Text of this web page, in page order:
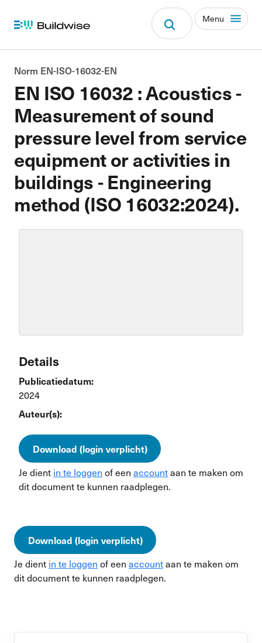
Menu
EN ISO 16032 : Acoustics -
Measurement of sound
pressure level from service
equipment or activities in
buildings - Engineering
method (ISO 16032:2024).
Norm EN-ISO-16032-EN
Details
Publicatiedatum:
2024
Auteur(s):
Download (login verplicht)
Je dient in te loggen of een accountaan te maken om
dit document te kunnen raadplegen.
Download (login verplicht)
Je dient in te loggen of een accountaan te maken om
dit document te kunnen raadplegen.